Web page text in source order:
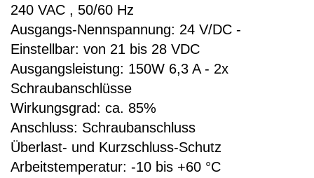
240 VAC , 50/60 Hz
Ausgangs-Nennspannung: 24 V/DC -
Einstellbar: von 21 bis 28 VDC
Ausgangsleistung: 150W 6,3 A - 2x
Schraubanschlüsse
Wirkungsgrad: ca. 85%
Anschluss: Schraubanschluss
Überlast- und Kurzschluss-Schutz
Arbeitstemperatur: -10 bis +60 °C